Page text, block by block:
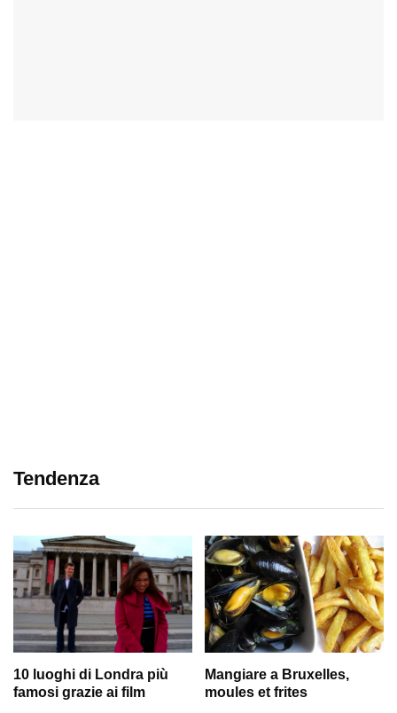
Tendenza
10 luoghi di Londra più
famosi grazie ai film
Mangiare a Bruxelles,
moules et frites